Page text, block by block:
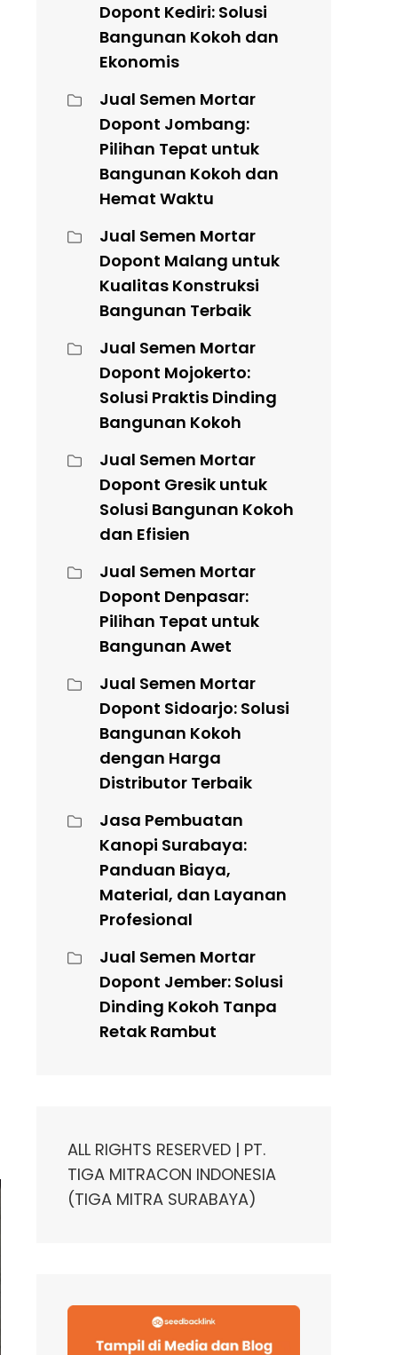
Dopont Kediri: Solusi
Bangunan Kokoh dan
Ekonomis
Jual Semen Mortar
Dopont Jombang:
Pilihan Tepat untuk
Bangunan Kokoh dan
Hemat Waktu
Jual Semen Mortar
Dopont Malang untuk
Kualitas Konstruksi
Bangunan Terbaik
Jual Semen Mortar
Dopont Mojokerto:
Solusi Praktis Dinding
Bangunan Kokoh
Jual Semen Mortar
Dopont Gresik untuk
Solusi Bangunan Kokoh
dan Efisien
Jual Semen Mortar
Dopont Denpasar:
Pilihan Tepat untuk
Bangunan Awet
Jual Semen Mortar
Dopont Sidoarjo: Solusi
Bangunan Kokoh
dengan Harga
Distributor Terbaik
Jasa Pembuatan
Kanopi Surabaya:
Panduan Biaya,
Material, dan Layanan
Profesional
Jual Semen Mortar
Dopont Jember: Solusi
Dinding Kokoh Tanpa
Retak Rambut
ALL RIGHTS RESERVED | PT.
TIGA MITRACON INDONESIA
(TIGA MITRA SURABAYA)